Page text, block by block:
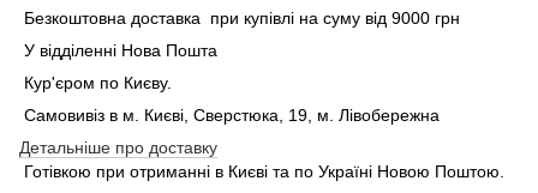
Безкоштовна доставка при купівлі на суму від 9000 грн
У відділенні Нова Пошта
Кур'єром по Києву.
Самовивіз в м. Києві, Сверстюка, 19, м. Лівобережна
Детальніше про доставку
Готівкою при отриманні в Києві та по Україні Новою Поштою.